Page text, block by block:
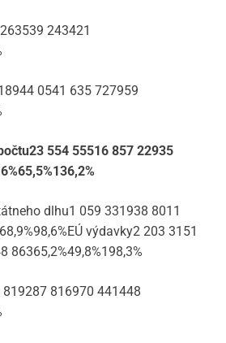
243421
0541 635 727959
23 554 55516 857 22935
65,5%136,2%
dlhu1 059 331938 8011
výdavky2 203 3151
86365,2%49,8%198,3%
816970 441448